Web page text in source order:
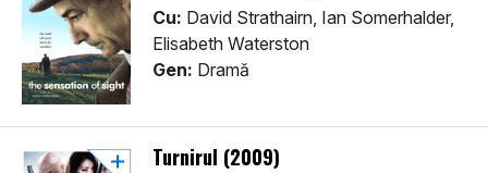
Cu: David Strathairn, Ian Somerhalder,
Elisabeth Waterston
Gen: Dramă
Turnirul (2009)